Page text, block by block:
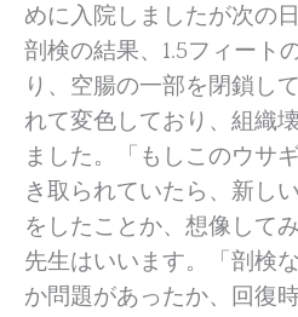
めに入院しましたが次の
剖検の結果、1.5フィート
り、空腸の一部を閉鎖し
れて変色しており、組織
ました。「もしこのウサ
き取られていたら、新し
をしたことか、想像して
先生はいいます。「剖検
か問題があったか、回復